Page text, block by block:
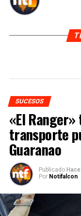
SUCESOS
«El
transporte
Guaranao
Publicado
Por Notifalcon